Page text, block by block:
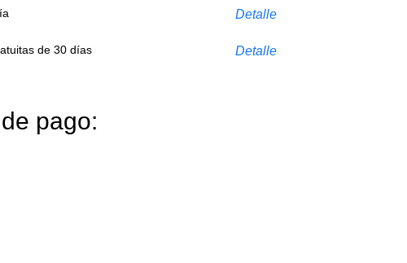
Detalle
de 30 días Detalle
pago: